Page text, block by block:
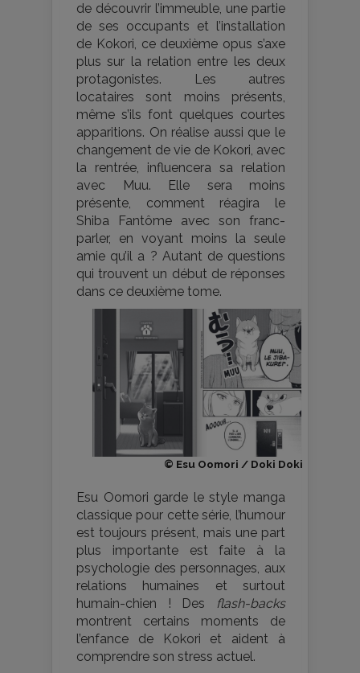
de découvrir l’immeuble, une partie
de ses occupants et l’installation
de Kokori, ce deuxième opus s’axe
plus sur la relation entre les deux
protagonistes. Les autres
locataires sont moins présents,
même s’ils font quelques courtes
apparitions. On réalise aussi que le
changement de vie de Kokori, avec
la rentrée, influencera sa relation
avec Muu. Elle sera moins
présente, comment réagira le
Shiba Fantôme avec son franc-
parler, en voyant moins la seule
amie qu’il a ? Autant de questions
qui trouvent un début de réponses
dans ce deuxième tome.
© Esu Oomori / Doki Doki
Esu Oomori garde le style manga
classique pour cette série, l’humour
est toujours présent, mais une part
plus importante est faite à la
psychologie des personnages, aux
relations humaines et surtout
humain-chien ! Des
flash-backs
montrent certains moments de
l’enfance de Kokori et aident à
comprendre son stress actuel.